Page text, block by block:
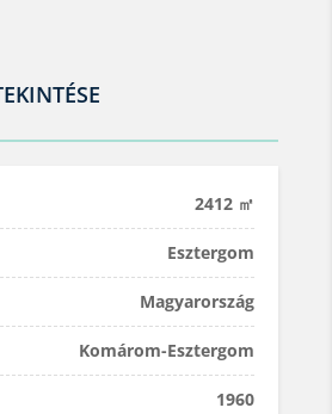
2412 ㎡
Esztergom
Magyarország
Komárom-Esztergom
1960